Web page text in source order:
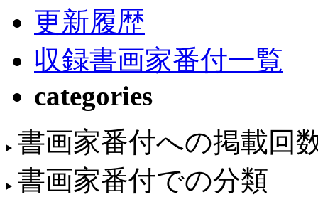
更新履歴
収録書画家番付一覧
categories
書画家番付への掲載回
書画家番付での分類